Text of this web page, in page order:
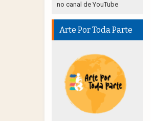
no canal de YouTube
Arte Por Toda Parte